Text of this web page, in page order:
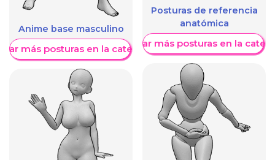
Anime base masculino
más posturas en la categoría
Posturas de referencia
anatómica
Mostrar más posturas en la